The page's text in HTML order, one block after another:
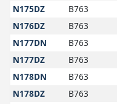
N175DZ
B763
N176DZ
B763
N177DN
B763
N177DZ
B763
N178DN
B763
N178DZ
B763